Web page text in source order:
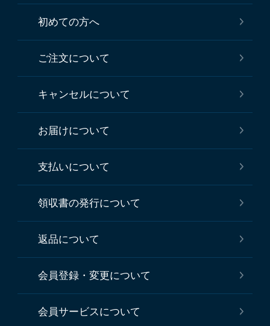
初めての方へ
ご注文について
キャンセルについて
お届けについて
支払いについて
領収書の発行について
返品について
会員登録・変更について
会員サービスについて